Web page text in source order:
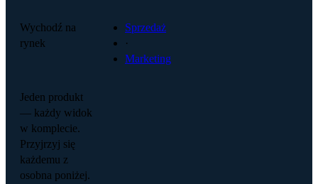
Wychodź na
rynek
Sprzedaż
·
Marketing
Jeden produkt
— każdy widok
w komplecie.
Przyjrzyj się
każdemu z
osobna poniżej.